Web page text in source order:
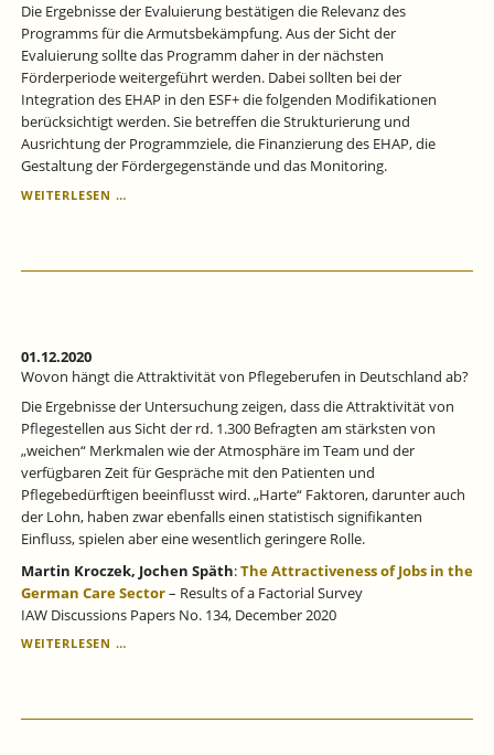
Die Ergebnisse der Evaluierung bestätigen die Relevanz des
Programms für die Armutsbekämpfung. Aus der Sicht der
Evaluierung sollte das Programm daher in der nächsten
Förderperiode weitergeführt werden. Dabei sollten bei der
Integration des EHAP in den ESF+ die folgenden Modifikationen
berücksichtigt werden. Sie betreffen die Strukturierung und
Ausrichtung der Programmziele, die Finanzierung des EHAP, die
Gestaltung der Fördergegenstände und das Monitoring.
WEITERLESEN …
EUROPÄISCHEN
STÄRKSTEN
PERSONEN
(EHAP)
01.12.2020
Wovon hängt die Attraktivität von Pflegeberufen in Deutschland ab?
Die Ergebnisse der Untersuchung zeigen, dass die Attraktivität von
Pflegestellen aus Sicht der rd. 1.300 Befragten am stärksten von
„weichen“ Merkmalen wie der Atmosphäre im Team und der
verfügbaren Zeit für Gespräche mit den Patienten und
Pflegebedürftigen beeinflusst wird. „Harte“ Faktoren, darunter auch
der Lohn, haben zwar ebenfalls einen statistisch signifikanten
Einfluss, spielen aber eine wesentlich geringere Rolle.
Martin Kroczek, Jochen Späth:The Attractiveness of Jobs in the
German Care Sector– Results of a Factorial Survey
IAW Discussions Papers No. 134, December 2020
WEITERLESEN …WOVON
VON